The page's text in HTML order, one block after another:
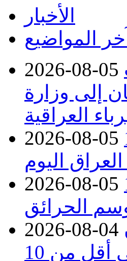
الأخبار
آخر المواضيع
2026-08-05
إلى وزارة
العراقية
2026-08-05
اليوم
2026-08-05
الحرائق
2026-08-04